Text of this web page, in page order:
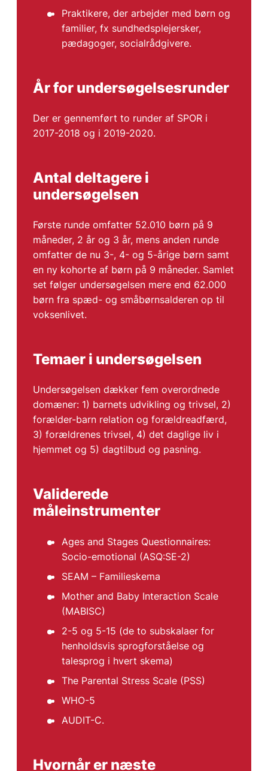
Praktikere, der arbejder med børn og
familier, fx sundhedsplejersker,
pædagoger, socialrådgivere.
År for undersøgelsesrunder
Der er gennemført to runder af SPOR i
2017-2018 og i 2019-2020.
Antal deltagere i
undersøgelsen
Første runde omfatter 52.010 børn på 9
måneder, 2 år og 3 år, mens anden runde
omfatter de nu 3-, 4- og 5-årige børn samt
en ny kohorte af børn på 9 måneder. Samlet
set følger undersøgelsen mere end 62.000
børn fra spæd- og småbørnsalderen op til
voksenlivet.
Temaer i undersøgelsen
Undersøgelsen dækker fem overordnede
domæner: 1) barnets udvikling og trivsel, 2)
forælder-barn relation og forældreadfærd,
3) forældrenes trivsel, 4) det daglige liv i
hjemmet og 5) dagtilbud og pasning.
Validerede
måleinstrumenter
Ages and Stages Questionnaires:
Socio-emotional (ASQ:SE-2)
SEAM – Familieskema
Mother and Baby Interaction Scale
(MABISC)
2-5 og 5-15 (de to subskalaer for
henholdsvis sprogforståelse og
talesprog i hvert skema)
The Parental Stress Scale (PSS)
WHO-5
AUDIT-C.
Hvornår er næste